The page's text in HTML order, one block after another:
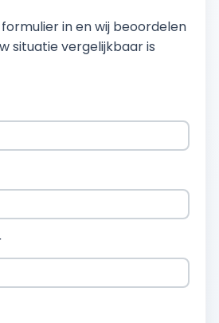
in en wij beoordelen
situatie vergelijkbaar is